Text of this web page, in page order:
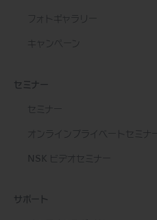
フォトギャラリー
キャンペーン
セミナー
セミナー
オンラインプライベートセミナー
NSK ビデオセミナー
サポート